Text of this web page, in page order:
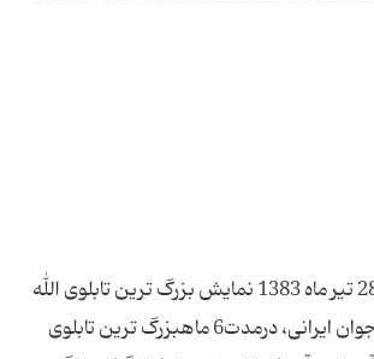
اخبار ادبی و هنری 28 تیر ماه 1383 نمایش بزرگ ترین تابلوی الله